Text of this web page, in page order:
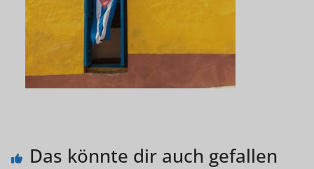
Das könnte dir auch gefallen